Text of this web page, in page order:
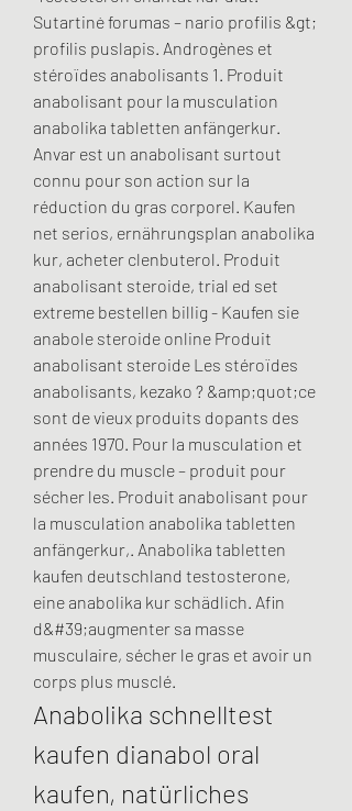
Sutartinė forumas – nario profilis &gt;
profilis puslapis. Androgènes et
stéroïdes anabolisants 1. Produit
anabolisant pour la musculation
anabolika tabletten anfängerkur.
Anvar est un anabolisant surtout
connu pour son action sur la
réduction du gras corporel. Kaufen
net serios, ernährungsplan anabolika
kur, acheter clenbuterol. Produit
anabolisant steroide, trial ed set
extreme bestellen billig - Kaufen sie
anabole steroide online Produit
anabolisant steroide Les stéroïdes
anabolisants, kezako ? &amp;quot;ce
sont de vieux produits dopants des
années 1970. Pour la musculation et
prendre du muscle – produit pour
sécher les. Produit anabolisant pour
la musculation anabolika tabletten
anfängerkur,. Anabolika tabletten
kaufen deutschland testosterone,
eine anabolika kur schädlich. Afin
d&#39;augmenter sa masse
musculaire, sécher le gras et avoir un
corps plus musclé.
Anabolika schnelltest
kaufen dianabol oral
kaufen, natürliches